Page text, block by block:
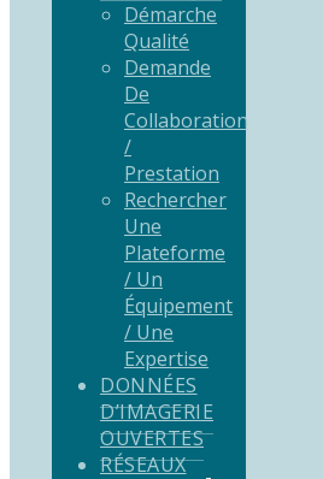
Démarche
Qualité
Demande
De
Collaboration
/
Prestation
Rechercher
Une
Plateforme
/ Un
Équipement
/ Une
Expertise
DONNÉES
D’IMAGERIE
OUVERTES
RÉSEAUX